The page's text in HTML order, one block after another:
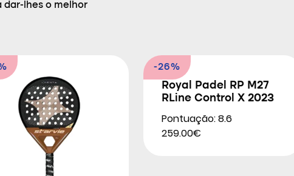
dar-lhes o melhor
-26%
Royal Padel RP M27
RLine Control X 2023
Pontuação: 8.6
259.00€